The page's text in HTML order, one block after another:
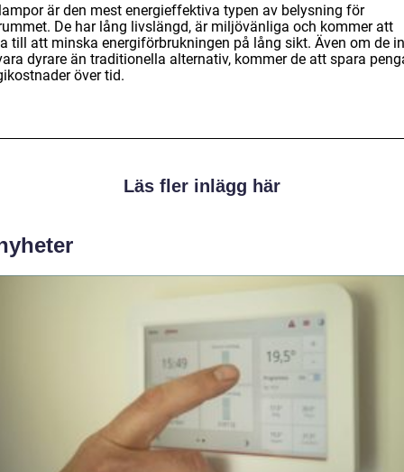
är den mest energieffektiva typen av belysning för
De har lång livslängd, är miljövänliga och kommer att
till att minska energiförbrukningen på lång sikt. Även om de
dyrare än traditionella alternativ, kommer de att spara
över tid.
Läs fler inlägg här